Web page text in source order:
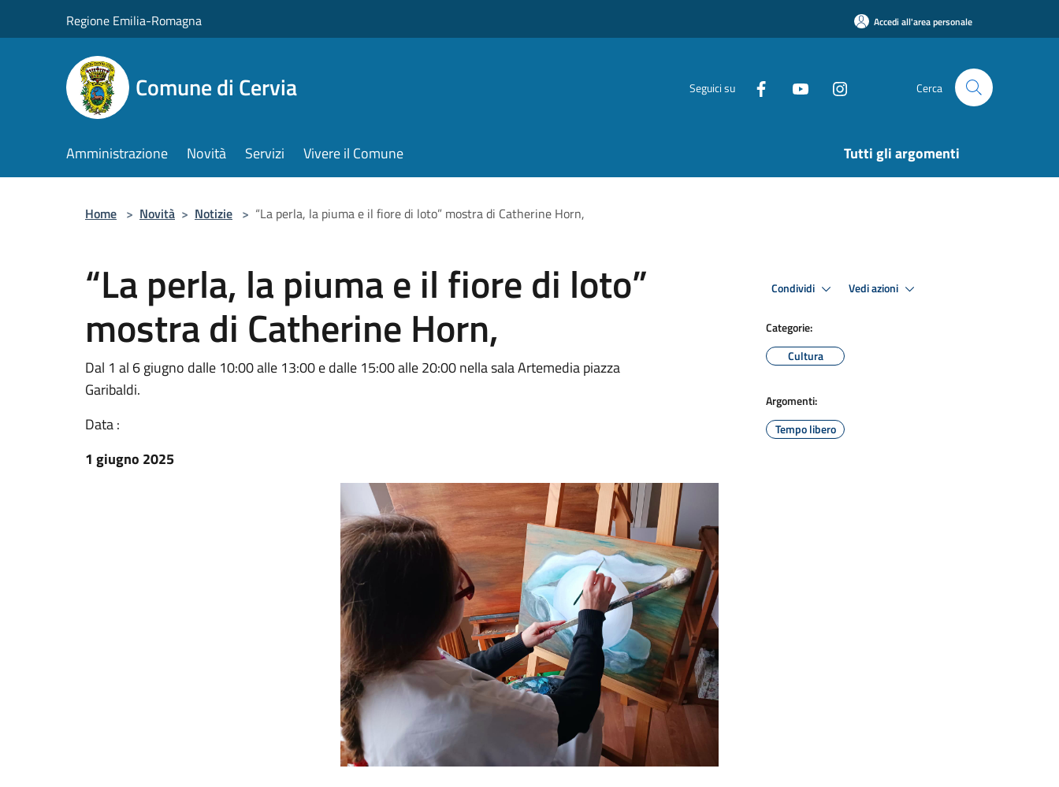
Regione Emilia-Romagna Accedi all'area personale
Comune di Cervia Seguici su Cerca
Amministrazione Novità Servizi Vivere il Comune Tutti gli argomenti
Home > Novità > Notizie > “La perla, la piuma e il fiore di loto” mostra di Catherine Horn,
“La perla, la piuma e il fiore di loto”
mostra di Catherine Horn,
Dal 1 al 6 giugno dalle 10:00 alle 13:00 e dalle 15:00 alle 20:00 nella sala Artemedia piazza
Garibaldi.
Data :
1 giugno 2025
Condividi Vedi azioni
Categorie:
Cultura
Argomenti:
Tempo libero